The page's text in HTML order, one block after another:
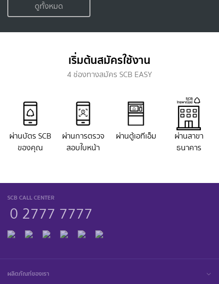
ดูทั้งหมด
เริ่มต้นสมัครใช้งาน
4 ช่องทางสมัคร SCB EASY
ผ่านบัตร SCB
ของคุณ
ผ่านการตรวจ
สอบใบหน้า
ผ่านตู้เอทีเอ็ม
ผ่านสาขา
ธนาคาร
SCB CALL CENTER
0 2777 7777
ผลิตภัณฑ์ของเรา